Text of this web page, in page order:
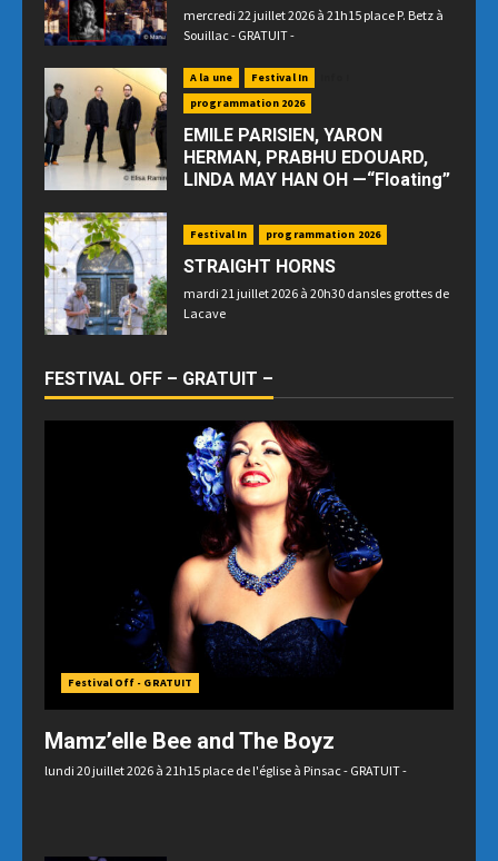
mercredi 22 juillet 2026 à 21h15 place P. Betz à
Souillac - GRATUIT -
A la une Festival In
programmation 2026
EMILE PARISIEN, YARON
HERMAN, PRABHU EDOUARD,
LINDA MAY HAN OH —“Floating”
Souillac
Festival In programmation 2026
STRAIGHT HORNS
mardi 21 juillet 2026 à 20h30 dansles grottes de
Lacave
FESTIVAL OFF – GRATUIT –
Festival Off - GRATUIT
Mamz’elle Bee and The Boyz
lundi 20 juillet 2026 à 21h15 place de l'église à Pinsac - GRATUIT -